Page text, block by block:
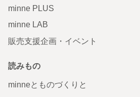
minne PLUS
minne LAB
販売支援企画・イベント
読みもの
minneとものづくりと